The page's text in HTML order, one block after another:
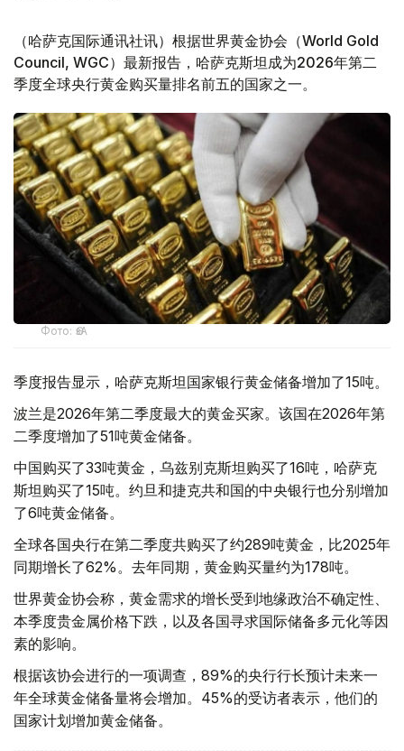
（哈萨克国际通讯社讯）根据世界黄金协会（World Gold
Council, WGC）最新报告，哈萨克斯坦成为2026年第二
季度全球央行黄金购买量排名前五的国家之一。
Фото: ӨзА
季度报告显示，哈萨克斯坦国家银行黄金储备增加了15吨。
波兰是2026年第二季度最大的黄金买家。该国在2026年第
二季度增加了51吨黄金储备。
中国购买了33吨黄金，乌兹别克斯坦购买了16吨，哈萨克
斯坦购买了15吨。约旦和捷克共和国的中央银行也分别增加
了6吨黄金储备。
全球各国央行在第二季度共购买了约289吨黄金，比2025年
同期增长了62%。去年同期，黄金购买量约为178吨。
世界黄金协会称，黄金需求的增长受到地缘政治不确定性、
本季度贵金属价格下跌，以及各国寻求国际储备多元化等因
素的影响。
根据该协会进行的一项调查，89%的央行行长预计未来一
年全球黄金储备量将会增加。45%的受访者表示，他们的
国家计划增加黄金储备。